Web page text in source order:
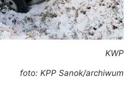
KWP
foto: KPP Sanok/archiwum